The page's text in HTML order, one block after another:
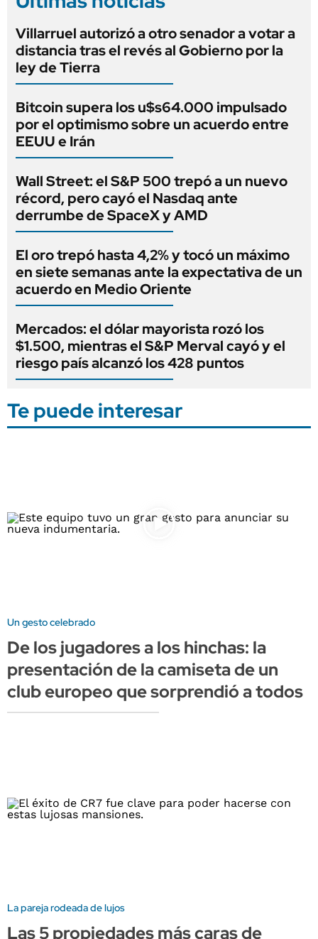
Villarruel autorizó a otro senador a votar a
distancia tras el revés al Gobierno por la
ley de Tierra
Bitcoin supera los u$s64.000 impulsado
por el optimismo sobre un acuerdo entre
EEUU e Irán
Wall Street: el S&P 500 trepó a un nuevo
récord, pero cayó el Nasdaq ante
derrumbe de SpaceX y AMD
El oro trepó hasta 4,2% y tocó un máximo
en siete semanas ante la expectativa de un
acuerdo en Medio Oriente
Mercados: el dólar mayorista rozó los
$1.500, mientras el S&P Merval cayó y el
riesgo país alcanzó los 428 puntos
Te puede interesar
Un gesto celebrado
De los jugadores a los hinchas: la
presentación de la camiseta de un
club europeo que sorprendió a todos
La pareja rodeada de lujos
Las 5 propiedades más caras de